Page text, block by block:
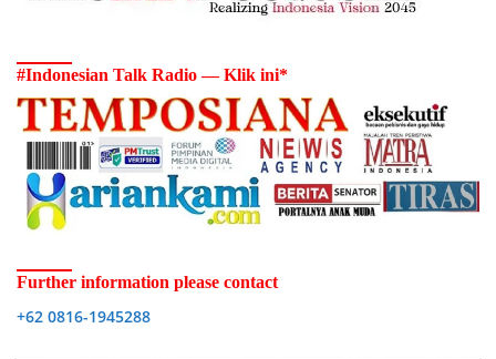
#Indonesian Talk Radio — Klik ini*
Further information please contact
+62 0816-1945288